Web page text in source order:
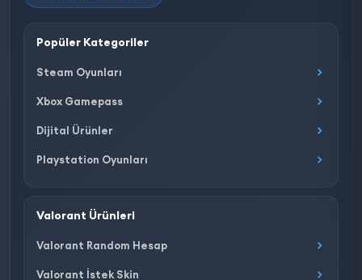
Popüler Kategoriler
Steam Oyunları
Xbox Gamepass
Dijital Ürünler
Playstation Oyunları
Valorant Ürünleri
Valorant Random Hesap
Valorant İstek Skin